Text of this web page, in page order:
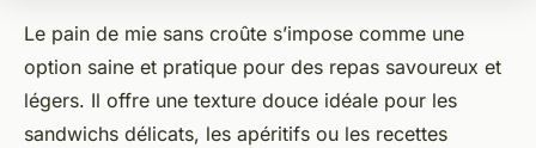
Le pain de mie sans croûte s’impose comme une
option saine et pratique pour des repas savoureux et
légers. Il offre une texture douce idéale pour les
sandwichs délicats, les apéritifs ou les recettes